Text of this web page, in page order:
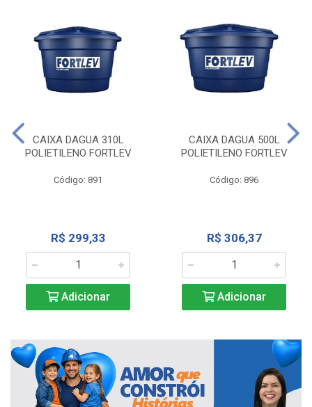
CAIXA DAGUA 310L
POLIETILENO FORTLEV
Código: 891
R$ 299,33
Adicionar
CAIXA DAGUA 500L
POLIETILENO FORTLEV
Código: 896
R$ 306,37
Adicionar